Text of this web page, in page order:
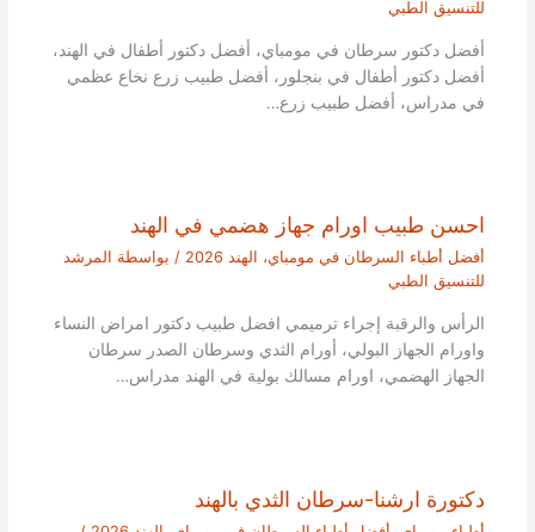
للتنسيق الطبي
أفضل دكتور سرطان في مومباي، أفضل دكتور أطفال في الهند،
أفضل دكتور أطفال في بنجلور، أفضل طبيب زرع نخاع عظمي
في مدراس، أفضل طبيب زرع…
احسن طبيب اورام جهاز هضمي في الهند
أفضل أطباء السرطان في مومباي، الهند 2026 / بواسطة المرشد
للتنسيق الطبي
الرأس والرقبة إجراء ترميمي افضل طبيب دكتور امراض النساء
واورام الجهاز البولي، أورام الثدي وسرطان الصدر سرطان
الجهاز الهضمي، اورام مسالك بولية في الهند مدراس…
دكتورة ارشنا-سرطان الثدي بالهند